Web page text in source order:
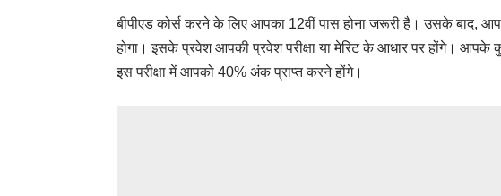
बीपीएड कोर्स करने के लिए आपका 12वीं पास होना जरूरी है। उसके बाद,
होगा। इसके प्रवेश आपकी प्रवेश परीक्षा या मेरिट के आधार पर होंगे। आपके
इस परीक्षा में आपको 40% अंक प्राप्त करने होंगे।